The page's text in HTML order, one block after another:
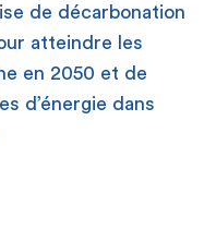
de décarbonation
atteindre les
en 2050 et de
d’énergie dans